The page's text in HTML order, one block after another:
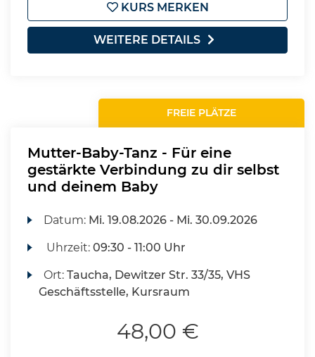
KURS MERKEN
WEITERE DETAILS
FREIE PLÄTZE
Mutter-Baby-Tanz - Für eine
gestärkte Verbindung zu dir selbst
und deinem Baby
Datum: Mi. 19.08.2026 - Mi. 30.09.2026
Uhrzeit:09:30 - 11:00 Uhr
Ort:Taucha, Dewitzer Str. 33/35, VHS
Geschäftsstelle, Kursraum
48,00 €